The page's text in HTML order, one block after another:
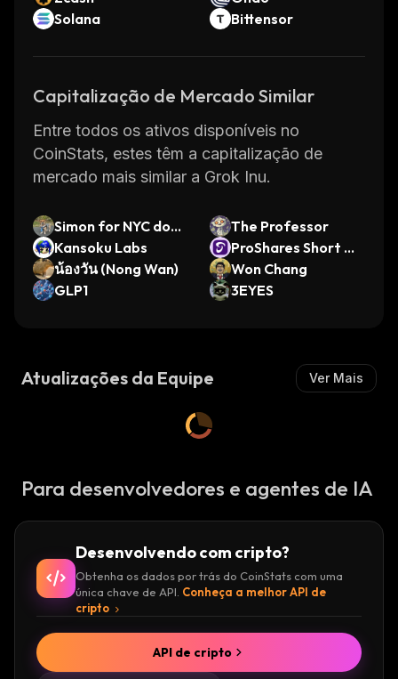
Solana
Bittensor
Capitalização de Mercado Similar
Entre todos os ativos disponíveis no
CoinStats, estes têm a capitalização de
mercado mais similar a Grok Inu.
Simon for NYC dog
Mayor
The Professor
Kansoku Labs
ProShares Short Q
QQ (Ondo Tokeniz
ed)
น้องวัน (Nong Wan)
Won Chang
GLP1
3EYES
Atualizações da Equipe Ver Mais
Para desenvolvedores e agentes de IA
Desenvolvendo com cripto?
Obtenha os dados por trás do CoinStats com uma
única chave de API. Conheça a melhor API de
cripto
API de cripto